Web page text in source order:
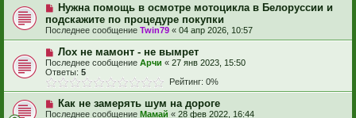
Нужна помощь в осмотре мотоцикла в Белоруссии и
подскажите по процедуре покупки
Последнее сообщение Twin79 « 04 апр 2026, 10:57
Лох не мамонт - не вымрет
Последнее сообщение Арчи « 27 янв 2023, 15:50
Ответы: 5
Рейтинг: 0%
Как не замерять шум на дороге
Последнее сообщение Мамай « 28 фев 2022, 16:44